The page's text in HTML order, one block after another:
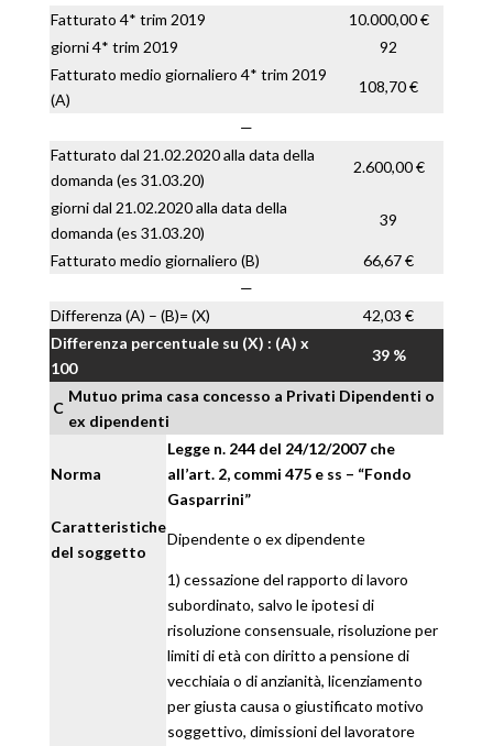
Fatturato 4* trim 2019
10.000,00 €
giorni 4* trim 2019
92
Fatturato medio giornaliero 4* trim 2019
(A)
108,70 €
—
Fatturato dal 21.02.2020 alla data della
domanda (es 31.03.20)
2.600,00 €
giorni dal 21.02.2020 alla data della
domanda (es 31.03.20)
39
Fatturato medio giornaliero (B)
66,67 €
—
Differenza (A) – (B)= (X)
42,03 €
Differenza percentuale su (X) : (A) x
100
39 %
C
Mutuo prima casa concesso a Privati Dipendenti o
ex dipendenti
Norma
Legge n. 244 del 24/12/2007 che
all’art. 2, commi 475 e ss – “Fondo
Gasparrini”
Caratteristiche
del soggetto
Dipendente o ex dipendente
1) cessazione del rapporto di lavoro
subordinato, salvo le ipotesi di
risoluzione consensuale, risoluzione per
limiti di età con diritto a pensione di
vecchiaia o di anzianità, licenziamento
per giusta causa o giustificato motivo
soggettivo, dimissioni del lavoratore